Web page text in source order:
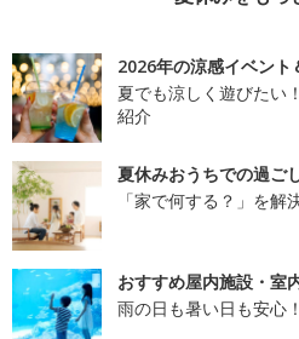
2026年の涼感イベント
夏でも涼しく遊びたい
紹介
夏休みおうちでの過ご
「家で何する？」を
おすすめ屋内施設・室
雨の日も暑い日も安心